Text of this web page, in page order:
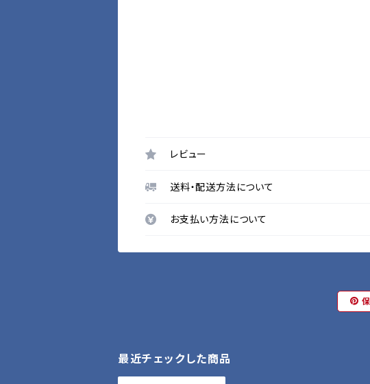
レビュー
送料・配送方法について
お支払い方法について
最近チェックした商品